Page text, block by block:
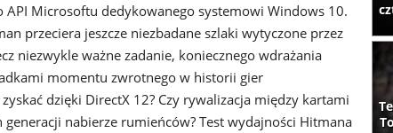
API Microsoftu dedykowanego systemowi Windows 10.
przeciera jeszcze niezbadane szlaki wytyczone przez
niezwykle ważne zadanie, koniecznego wdrażania
momentu zwrotnego w historii gier
dzięki DirectX 12? Czy rywalizacja między kartami
nabierze rumieńców? Test wydajności Hitmana